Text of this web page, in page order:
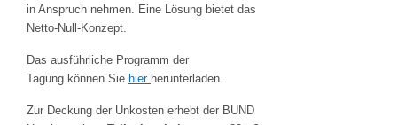
in Anspruch nehmen. Eine Lösung bietet das
Netto-Null-Konzept.
Das ausführliche Programm der
Tagung können Sie hier herunterladen.
Zur Deckung der Unkosten erhebt der BUND